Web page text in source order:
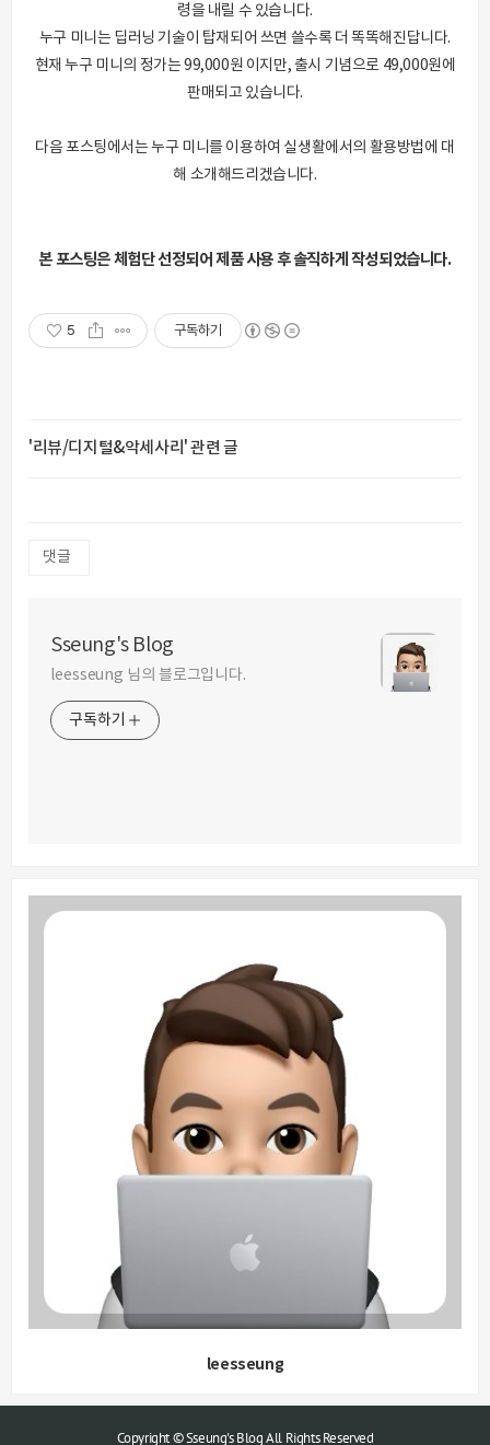
령을 내릴 수 있습니다.
누구 미니는 딥러닝 기술이 탑재되어 쓰면 쓸수록 더 똑똑해진답니다.
현재 누구 미니의 정가는 99,000원 이지만, 출시 기념으로 49,000원에
판매되고 있습니다.
다음 포스팅에서는 누구 미니를 이용하여 실생활에서의 활용방법에 대
해 소개해드리겠습니다.
본 포스팅은체험단 선정되어 제품사용 후 솔직하게 작성되었습니다.
5 구독하기
'리뷰/디지털&악세사리' 관련 글
댓글
Sseung's Blog
leesseung 님의 블로그입니다.
구독하기
leesseung
Copyright © Sseung's Blog All Rights Reserved